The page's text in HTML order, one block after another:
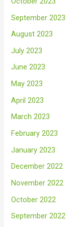
September 2023
August 2023
July 2023
June 2023
May 2023
April 2023
March 2023
February 2023
January 2023
December 2022
November 2022
October 2022
September 2022